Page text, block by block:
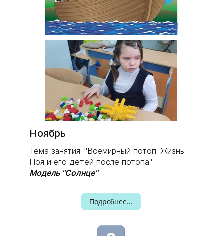
​Ноябрь
Тема занятия: "Всемирный потоп. Жизнь
Ноя и его детей после потопа"
Модель "Солнце"
Подробнее...